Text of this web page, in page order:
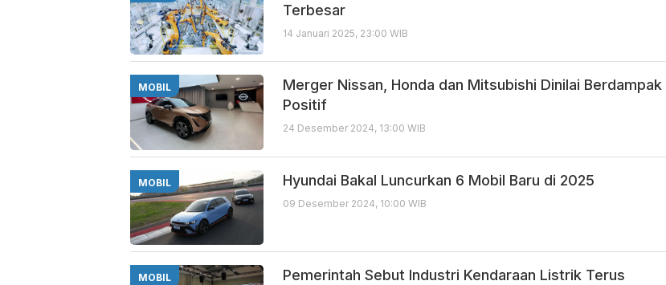
Terbesar
14 Januari 2025, 23:00 WIB
MOBIL
Merger Nissan, Honda dan Mitsubishi Dinilai Berdampak
Positif
24 Desember 2024, 13:00 WIB
MOBIL Hyundai Bakal Luncurkan 6 Mobil Baru di 2025
09 Desember 2024, 10:00 WIB
MOBIL
Pemerintah Sebut Industri Kendaraan Listrik Terus